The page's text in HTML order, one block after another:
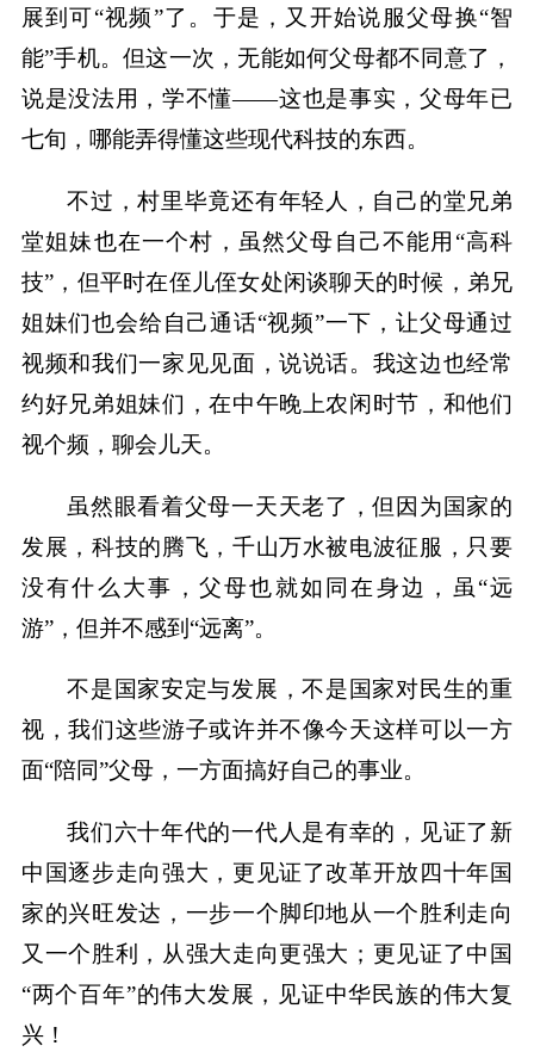
展到可“视频”了。于是，又开始说服父母换“智
能”手机。但这一次，无能如何父母都不同意了，
说是没法用，学不懂——这也是事实，父母年已
七旬，哪能弄得懂这些现代科技的东西。
不过，村里毕竟还有年轻人，自己的堂兄弟
堂姐妹也在一个村，虽然父母自己不能用“高科
技”，但平时在侄儿侄女处闲谈聊天的时候，弟兄
姐妹们也会给自己通话“视频”一下，让父母通过
视频和我们一家见见面，说说话。我这边也经常
约好兄弟姐妹们，在中午晚上农闲时节，和他们
视个频，聊会儿天。
虽然眼看着父母一天天老了，但因为国家的
发展，科技的腾飞，千山万水被电波征服，只要
没有什么大事，父母也就如同在身边，虽“远
游”，但并不感到“远离”。
不是国家安定与发展，不是国家对民生的重
视，我们这些游子或许并不像今天这样可以一方
面“陪同”父母，一方面搞好自己的事业。
我们六十年代的一代人是有幸的，见证了新
中国逐步走向强大，更见证了改革开放四十年国
家的兴旺发达，一步一个脚印地从一个胜利走向
又一个胜利，从强大走向更强大；更见证了中国
“两个百年”的伟大发展，见证中华民族的伟大复
兴！